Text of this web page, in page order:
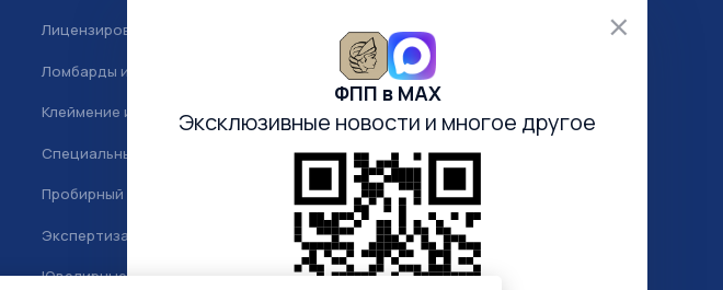
Лицензирование
Ломбарды и скупка
Клеймение и маркировка
Специальный учет
Пробирный надзор
Экспертиза
Ювелирные камни
О системе ГИИС ДМДК
Анкетирование
Электронная очередь
ФПП в МАХ
Эксклюзивные новости и многое другое